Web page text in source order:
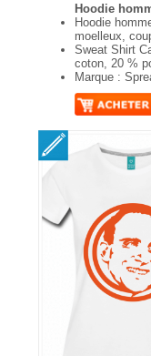
Hoodie
Hoodie
moelleux,
Sweat Shirt
coton, 20 %
Marque :